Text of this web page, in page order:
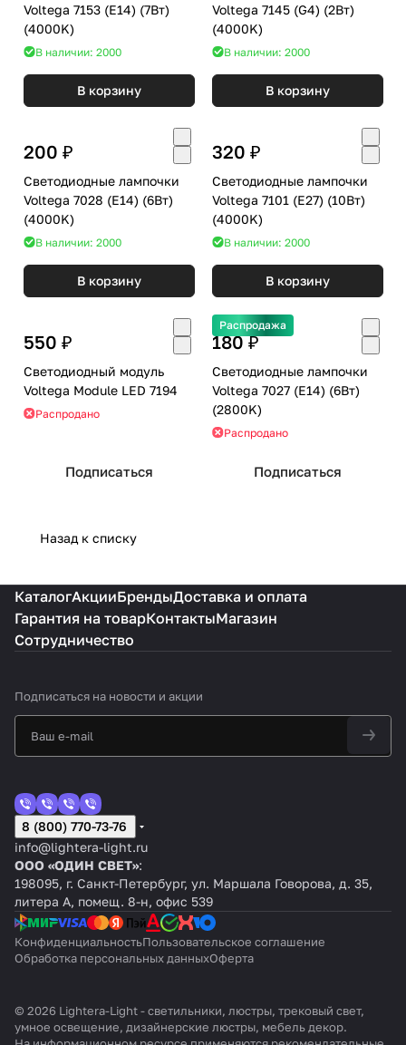
Voltega 7153 (E14) (7Вт)
(4000K)
В наличии: 2000
В корзину
Voltega 7145 (G4) (2Вт)
(4000K)
В наличии: 2000
В корзину
200 ₽
Светодиодные лампочки
Voltega 7028 (E14) (6Вт)
(4000K)
В наличии: 2000
В корзину
320 ₽
Светодиодные лампочки
Voltega 7101 (E27) (10Вт)
(4000K)
В наличии: 2000
В корзину
550 ₽
Светодиодный модуль
Voltega Module LED 7194
Распродано
Подписаться
Распродажа
180 ₽
Светодиодные лампочки
Voltega 7027 (E14) (6Вт)
(2800K)
Распродано
Подписаться
Назад к списку
КаталогАкцииБрендыДоставка и оплата
Гарантия на товарКонтактыМагазин
Сотрудничество
Подписаться на новости и акции
8 (800) 770-73-76
info@lightera-light.ru
ООО «ОДИН СВЕТ»:
198095, г. Санкт-Петербург, ул. Маршала Говорова, д. 35,
литера А, помещ. 8-н, офис 539
КонфиденциальностьПользовательское соглашение
Обработка персональных данныхОферта
© 2026 Lightera-Light - светильники, люстры, трековый свет,
умное освещение, дизайнерские люстры, мебель декор.